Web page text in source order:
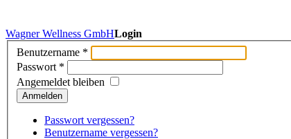
Wagner Wellness GmbHLogin
Benutzername *
Passwort *
Angemeldet bleiben
Anmelden
Passwort vergessen?
Benutzername vergessen?